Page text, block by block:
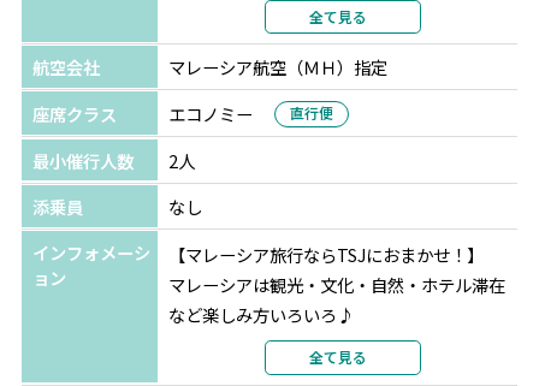
部屋カテゴリ
デラックスシティビュー
全て見る
航空会社
マレーシア航空（ＭＨ）指定
座席クラス
エコノミー 直行便
最小催行人数
2人
添乗員
なし
インフォメーシ
ョン
【マレーシア旅行ならTSJにおまかせ！】
マレーシアは観光・文化・自然・ホテル滞在
など楽しみ方いろいろ♪
ご予算やご希望に合わせてアレンジも対応可
全て見る